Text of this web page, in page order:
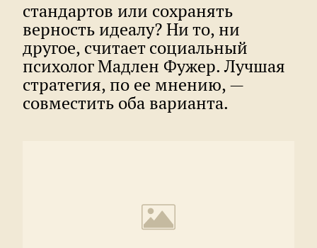
стандартов или сохранять
верность идеалу? Ни то, ни
другое, считает социальный
психолог Мадлен Фужер. Лучшая
стратегия, по ее мнению, —
совместить оба варианта.